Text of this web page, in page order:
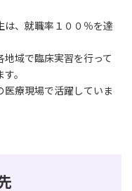
は、就職率１００％を達
域で臨床実習を行って
。
療現場で活躍していま